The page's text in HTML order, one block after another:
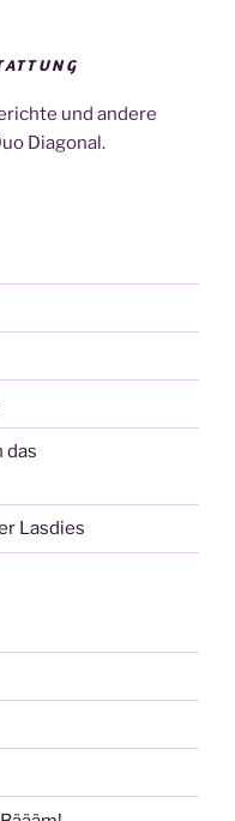
und andere
Diagonal.
das
Lasdies